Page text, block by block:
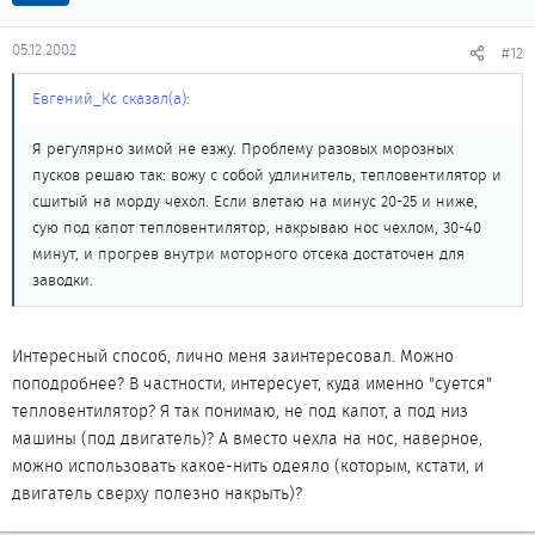
05.12.2002 #12
Евгений_Кс сказал(а):
Я регулярно зимой не езжу. Проблему разовых морозных
пусков решаю так: вожу с собой удлинитель, тепловентилятор и
сшитый на морду чехол. Если влетаю на минус 20-25 и ниже,
сую под капот тепловентилятор, накрываю нос чехлом, 30-40
минут, и прогрев внутри моторного отсека достаточен для
заводки.
Интересный способ, лично меня заинтересовал. Можно
поподробнее? В частности, интересует, куда именно "суется"
тепловентилятор? Я так понимаю, не под капот, а под низ
машины (под двигатель)? А вместо чехла на нос, наверное,
можно использовать какое-нить одеяло (которым, кстати, и
двигатель сверху полезно накрыть)?